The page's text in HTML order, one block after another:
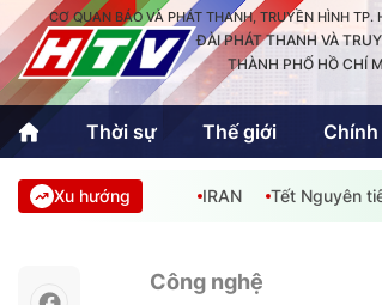
CƠ QUAN BÁO VÀ PHÁT THANH, TRUYỀN HÌNH TP.
ĐÀI PHÁT THANH VÀ
THÀNH PHỐ HỒ CHÍ
Thời sự Thế giới
Thời sự
Thể thao
Quốc tế
Xu hướng IRAN Tết Nguyên
Công nghệ